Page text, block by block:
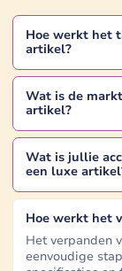
Hoe werkt het
artikel?
Wat is de
artikel?
Wat is jullie
een luxe artikel
Hoe werkt het
Het verpanden
eenvoudige